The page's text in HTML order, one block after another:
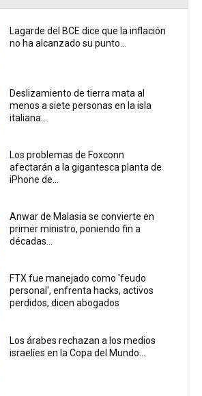
Lagarde del BCE dice que la inflación
no ha alcanzado su punto...
Deslizamiento de tierra mata al
menos a siete personas en la isla
italiana...
Los problemas de Foxconn
afectarán a la gigantesca planta de
iPhone de...
Anwar de Malasia se convierte en
primer ministro, poniendo fin a
décadas...
FTX fue manejado como 'feudo
personal', enfrenta hacks, activos
perdidos, dicen abogados
Los árabes rechazan a los medios
israelíes en la Copa del Mundo...